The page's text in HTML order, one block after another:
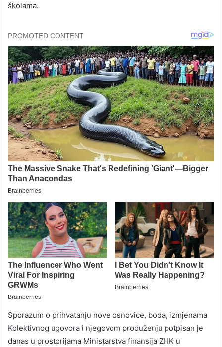
školama.
Sporazum o prihvatanju nove osnovice, boda, izmjenama
Kolektivnog ugovora i njegovom produženju potpisan je
danas u prostorijama Ministarstva finansija ZHK u